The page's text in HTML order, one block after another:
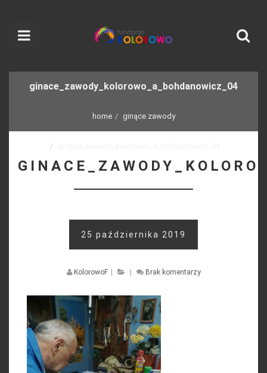
ginace_zawody_kolorowo_a_bohdanowicz_04
home ginące zawody
25 października 2019
KolorowoF Brak komentarzy